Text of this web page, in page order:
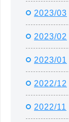
2023/03
2023/02
2023/01
2022/12
2022/11